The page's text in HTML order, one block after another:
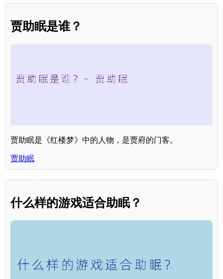
贾助眠是谁？
贾助眠是《红楼梦》中的人物，是贾府的门客。
贾助眠
什么样的游戏适合助眠？